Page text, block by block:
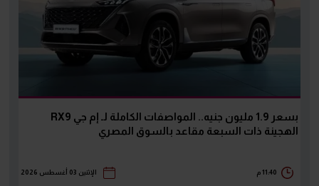
بسعر 1.9 مليون جنيه.. المواصفات الكاملة لـ إم جي RX9
الهجينة ذات السبعة مقاعد بالسوق المصري
11:40 م الإثنين 03 أغسطس 2026